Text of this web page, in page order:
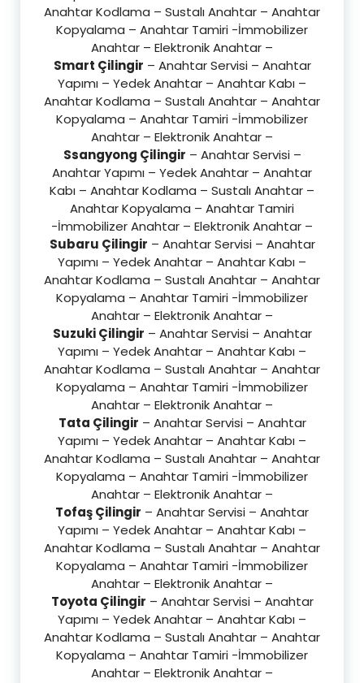
Anahtar Kodlama – Sustalı Anahtar – Anahtar
Kopyalama – Anahtar Tamiri -İmmobilizer
Anahtar – Elektronik Anahtar –
Smart Çilingir – Anahtar Servisi – Anahtar
Yapımı – Yedek Anahtar – Anahtar Kabı –
Anahtar Kodlama – Sustalı Anahtar – Anahtar
Kopyalama – Anahtar Tamiri -İmmobilizer
Anahtar – Elektronik Anahtar –
Ssangyong Çilingir – Anahtar Servisi –
Anahtar Yapımı – Yedek Anahtar – Anahtar
Kabı – Anahtar Kodlama – Sustalı Anahtar –
Anahtar Kopyalama – Anahtar Tamiri
-İmmobilizer Anahtar – Elektronik Anahtar –
Subaru Çilingir – Anahtar Servisi – Anahtar
Yapımı – Yedek Anahtar – Anahtar Kabı –
Anahtar Kodlama – Sustalı Anahtar – Anahtar
Kopyalama – Anahtar Tamiri -İmmobilizer
Anahtar – Elektronik Anahtar –
Suzuki Çilingir – Anahtar Servisi – Anahtar
Yapımı – Yedek Anahtar – Anahtar Kabı –
Anahtar Kodlama – Sustalı Anahtar – Anahtar
Kopyalama – Anahtar Tamiri -İmmobilizer
Anahtar – Elektronik Anahtar –
Tata Çilingir – Anahtar Servisi – Anahtar
Yapımı – Yedek Anahtar – Anahtar Kabı –
Anahtar Kodlama – Sustalı Anahtar – Anahtar
Kopyalama – Anahtar Tamiri -İmmobilizer
Anahtar – Elektronik Anahtar –
Tofaş Çilingir – Anahtar Servisi – Anahtar
Yapımı – Yedek Anahtar – Anahtar Kabı –
Anahtar Kodlama – Sustalı Anahtar – Anahtar
Kopyalama – Anahtar Tamiri -İmmobilizer
Anahtar – Elektronik Anahtar –
Toyota Çilingir – Anahtar Servisi – Anahtar
Yapımı – Yedek Anahtar – Anahtar Kabı –
Anahtar Kodlama – Sustalı Anahtar – Anahtar
Kopyalama – Anahtar Tamiri -İmmobilizer
Anahtar – Elektronik Anahtar –